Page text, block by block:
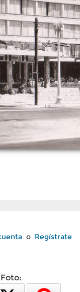
o Regístrate